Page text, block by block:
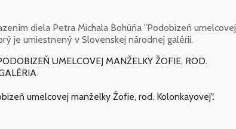
diela Petra Michala Bohúňa "Podobizeň umelcovej
je umiestnený v Slovenskej národnej galérii.
UMELCOVEJ MANŽELKY ŽOFIE, ROD.
umelcovej manželky Žofie, rod. Kolonkayovej".